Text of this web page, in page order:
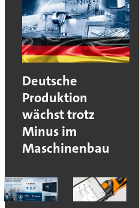
Deutsche
Produktion
wächst trotz
Minus im
Maschinenbau